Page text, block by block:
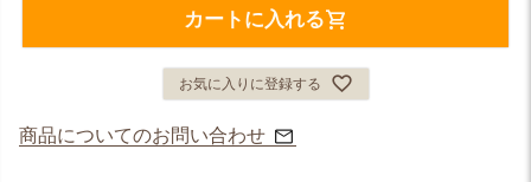
カートに入れる
お気に入りに登録する
商品についてのお問い合わせ